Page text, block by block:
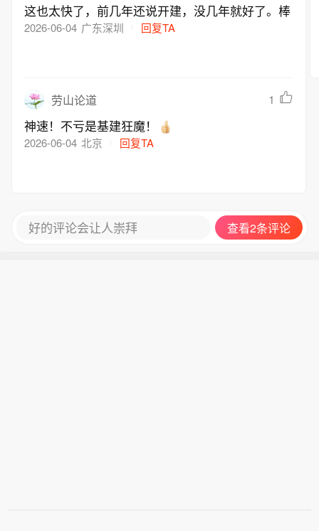
这也太快了，前几年还说开建，没几年就好了。棒
2026-06-04 广东深圳 回复TA
劳山论道 1
神速！不亏是基建狂魔！
2026-06-04 北京 回复TA
好的评论会让人崇拜 查看2条评论